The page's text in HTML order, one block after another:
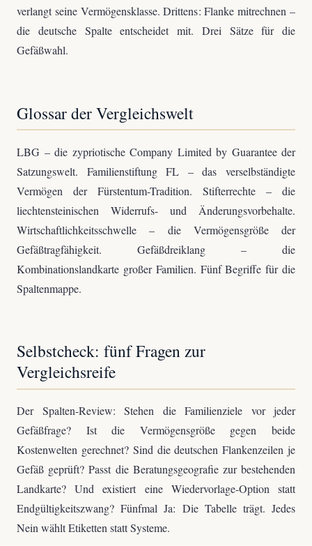
verlangt seine Vermögensklasse. Drittens: Flanke mitrechnen –
die deutsche Spalte entscheidet mit. Drei Sätze für die
Gefäßwahl.
Glossar der Vergleichswelt
LBG – die zypriotische Company Limited by Guarantee der
Satzungswelt. Familienstiftung FL – das verselbständigte
Vermögen der Fürstentum-Tradition. Stifterrechte – die
liechtensteinischen Widerrufs- und Änderungsvorbehalte.
Wirtschaftlichkeitsschwelle – die Vermögensgröße der
Gefäßtragfähigkeit. Gefäßdreiklang – die
Kombinationslandkarte großer Familien. Fünf Begriffe für die
Spaltenmappe.
Selbstcheck: fünf Fragen zur
Vergleichsreife
Der Spalten-Review: Stehen die Familienziele vor jeder
Gefäßfrage? Ist die Vermögensgröße gegen beide
Kostenwelten gerechnet? Sind die deutschen Flankenzeilen je
Gefäß geprüft? Passt die Beratungsgeografie zur bestehenden
Landkarte? Und existiert eine Wiedervorlage-Option statt
Endgültigkeitszwang? Fünfmal Ja: Die Tabelle trägt. Jedes
Nein wählt Etiketten statt Systeme.